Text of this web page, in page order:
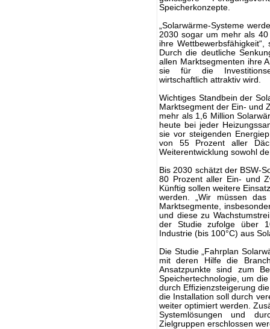
Speicherkonzepte.
„Solarwärme-Systeme
2030 sogar um mehr als
ihre
Durch die deutliche
allen Marktsegmenten ihre
sie für die
wirtschaftlich attraktiv wird.
Wichtiges Standbein der
Marktsegment der Ein- und
mehr als 1,6 Million
heute bei jeder
sie vor steigenden
von 55 Prozent aller
Weiterentwicklung sowohl
Bis 2030 schätzt der BSW-
80 Prozent aller Ein- und
Künftig sollen weitere
werden. „Wir müssen
Marktsegmente,
und diese zu
der Studie zufolge über
Industrie (bis 100°C) aus
Die Studie „Fahrplan
mit deren Hilfe die
Ansatzpunkte sind zum
Speichertechnologie, um
durch Effizienzsteigerung
die Installation soll durch
weiter optimiert werden.
Systemlösungen und
Zielgruppen erschlossen